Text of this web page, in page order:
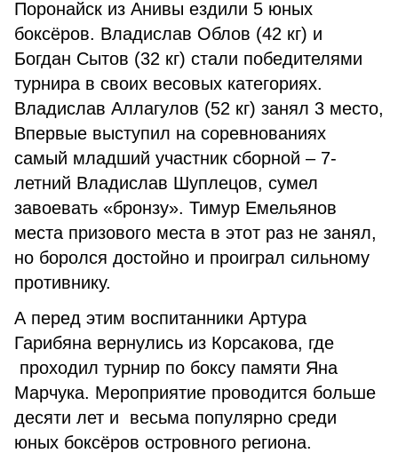
Поронайск из Анивы ездили 5 юных
боксёров. Владислав Облов (42 кг) и
Богдан Сытов (32 кг) стали победителями
турнира в своих весовых категориях.
Владислав Аллагулов (52 кг) занял 3 место,
Впервые выступил на соревнованиях
самый младший участник сборной – 7-
летний Владислав Шуплецов, сумел
завоевать «бронзу». Тимур Емельянов
места призового места в этот раз не занял,
но боролся достойно и проиграл сильному
противнику.
А перед этим воспитанники Артура
Гарибяна вернулись из Корсакова, где
проходил турнир по боксу памяти Яна
Марчука. Мероприятие проводится больше
десяти лет и весьма популярно среди
юных боксёров островного региона.